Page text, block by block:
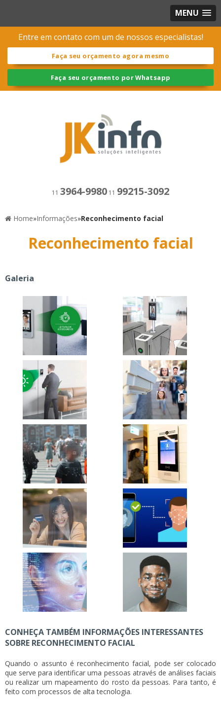
MENU
Entre em contato com um de nossos especialistas!
Faça seu orçamento agora mesmo
Faça seu orçamento por Whatsapp
11 3964-9980 11 99215-3092
Home»Informações»Reconhecimento facial
Reconhecimento facial
Galeria
CONHEÇA TAMBÉM INFORMAÇÕES INTERESSANTES
SOBRE RECONHECIMENTO FACIAL
Quando o assunto é reconhecimento facial, pode ser colocado
que serve para identificar uma pessoas através de análises faciais
ou realizar um mapeamento do rosto da pessoas. Para tanto, é
feito com processos de alta tecnologia.